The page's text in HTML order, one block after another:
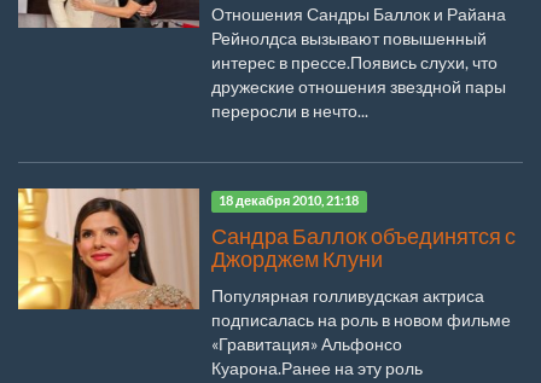
Отношения Сандры Баллок и Райана
Рейнолдса вызывают повышенный
интерес в прессе.Появись слухи, что
дружеские отношения звездной пары
переросли в нечто...
18 декабря 2010, 21:18
Сандра Баллок объединятся с
Джорджем Клуни
Популярная голливудская актриса
подписалась на роль в новом фильме
«Гравитация» Альфонсо
Куарона.Ранее на эту роль